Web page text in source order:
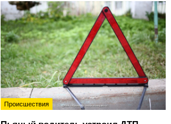
Происшествия